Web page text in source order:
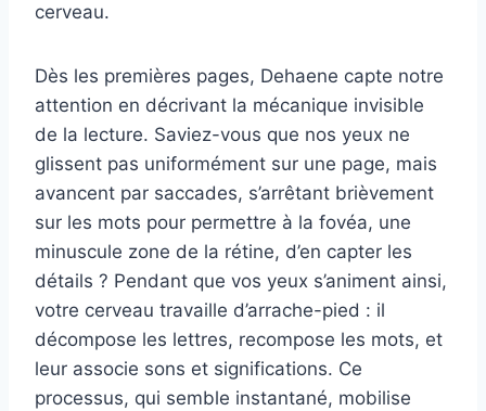
cerveau.
Dès les premières pages, Dehaene capte notre
attention en décrivant la mécanique invisible
de la lecture. Saviez-vous que nos yeux ne
glissent pas uniformément sur une page, mais
avancent par saccades, s’arrêtant brièvement
sur les mots pour permettre à la fovéa, une
minuscule zone de la rétine, d’en capter les
détails ? Pendant que vos yeux s’animent ainsi,
votre cerveau travaille d’arrache-pied : il
décompose les lettres, recompose les mots, et
leur associe sons et significations. Ce
processus, qui semble instantané, mobilise